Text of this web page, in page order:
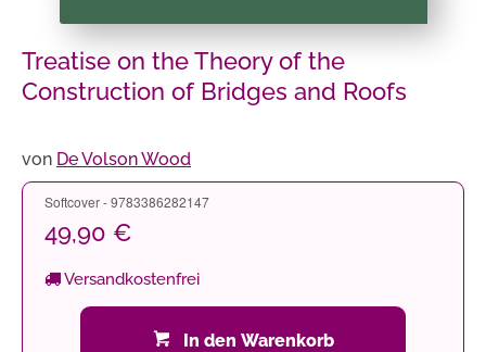
Treatise on the Theory of the
Construction of Bridges and Roofs
von De Volson Wood
Softcover - 9783386282147
49,90 €
Versandkostenfrei
In den Warenkorb